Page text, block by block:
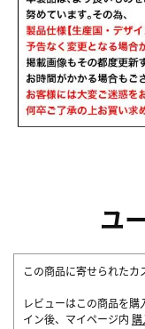
ユ
この商品に寄せられたカ
レビューはこの商品を
イン後、マイページ内